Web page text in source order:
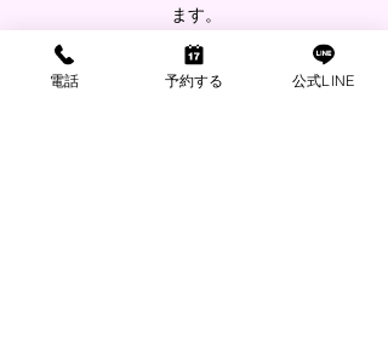
ます。
• 他の方のドールちゃんや機材に水がかからな
いよう、周囲へのご配慮をお願いいたします。
電話 予約する 公式LINE